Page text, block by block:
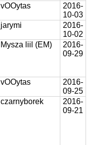
vOOytas
2016-
10-03
jarymi
2016-
10-02
Mysza liil (EM)
2016-
09-29
vOOytas
2016-
09-25
czarnyborek
2016-
09-21